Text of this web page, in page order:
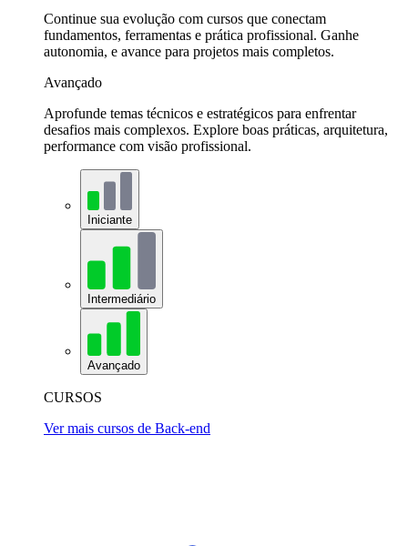
Continue sua evolução com cursos que conectam
fundamentos, ferramentas e prática profissional. Ganhe
autonomia, e avance para projetos mais completos.
Avançado
Aprofunde temas técnicos e estratégicos para enfrentar
desafios mais complexos. Explore boas práticas, arquitetura,
performance com visão profissional.
Iniciante
Intermediário
Avançado
CURSOS
Ver mais cursos de Back-end